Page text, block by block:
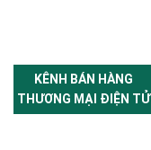
KÊNH BÁN HÀNG
THƯƠNG MẠI ĐIỆN TỬ